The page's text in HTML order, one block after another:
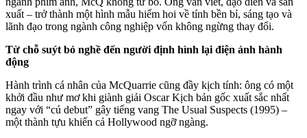
xuất – trở thành một hình mẫu hiếm hoi về tính bền bỉ, sáng tạo và
lãnh đạo trong ngành công nghiệp vốn không ngừng thay đổi.
Từ chỗ suýt bỏ nghề đến người định hình lại điện ảnh hành
động
Hành trình cá nhân của McQuarrie cũng đầy kịch tính: ông có một
khởi đầu như mơ khi giành giải Oscar Kịch bản gốc xuất sắc nhất
ngay với “cú debut” gây tiếng vang The Usual Suspects (1995) –
một thành tựu khiến cả Hollywood ngỡ ngàng.